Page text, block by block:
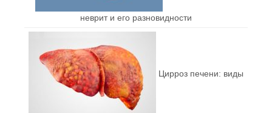
неврит и его разновидности
Цирроз печени: виды